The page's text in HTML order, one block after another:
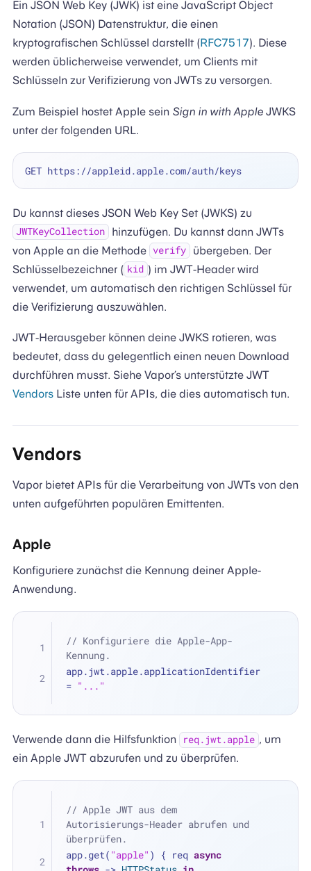
Ein JSON Web Key (JWK) ist eine JavaScript Object
Notation (JSON) Datenstruktur, die einen
kryptografischen Schlüssel darstellt (RFC7517). Diese
werden üblicherweise verwendet, um Clients mit
Schlüsseln zur Verifizierung von JWTs zu versorgen.
Zum Beispiel hostet Apple sein Sign in with AppleJWKS
unter der folgenden URL.
Du kannst dieses JSON Web Key Set (JWKS) zu
JWTKeyCollection
hinzufügen. Du kannst dann JWTs
von Apple an die Methode verify
übergeben. Der
Schlüsselbezeichner ( kid ) im JWT-Header wird
verwendet, um automatisch den richtigen Schlüssel für
die Verifizierung auszuwählen.
JWT-Herausgeber können deine JWKS rotieren, was
bedeutet, dass du gelegentlich einen neuen Download
durchführen musst. Siehe Vapor’s unterstützte JWT
VendorsListe unten für APIs, die dies automatisch tun.
Vendors
Vapor bietet APIs für die Verarbeitung von JWTs von den
unten aufgeführten populären Emittenten.
Apple
Konfiguriere zunächst die Kennung deiner Apple-
Anwendung.
// Konfiguriere die Apple-App-
Kennung.
= "..."
Verwende dann die Hilfsfunktion req.jwt.apple , um
ein Apple JWT abzurufen und zu überprüfen.
// Apple JWT aus dem
Autorisierungs-Header abrufen und
überprüfen.
app.get( "apple" ) { req async